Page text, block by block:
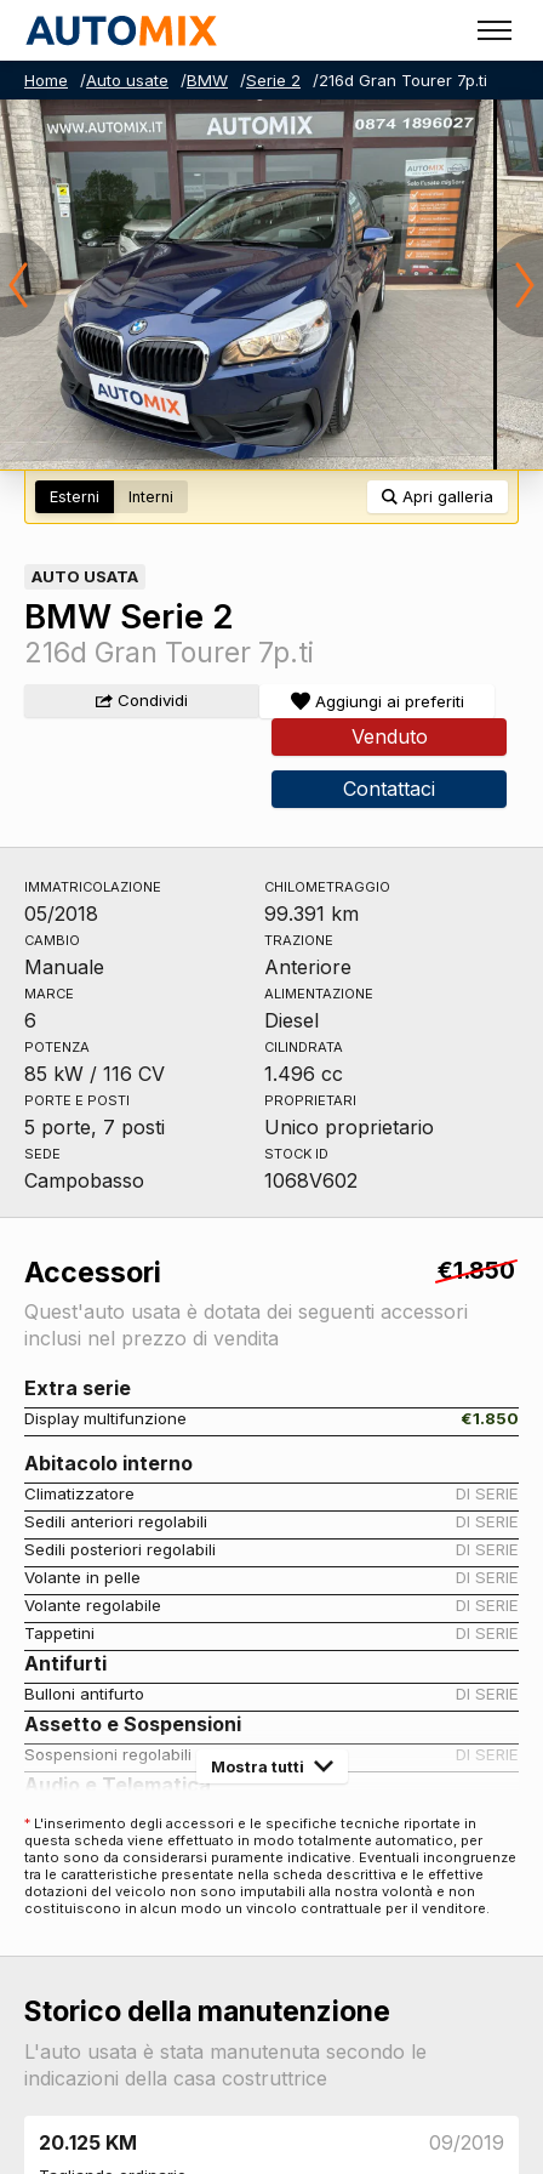
Home /Auto usate /BMW /Serie 2 /216d Gran Tourer 7p.ti
Esterni Interni Apri galleria
AUTO USATA
BMW Serie 2
216d Gran Tourer 7p.ti
Condividi Aggiungi ai preferiti
Venduto
Contattaci
IMMATRICOLAZIONE
05/2018
CHILOMETRAGGIO
99.391 km
CAMBIO
Manuale
TRAZIONE
Anteriore
MARCE
6
ALIMENTAZIONE
Diesel
POTENZA
85 kW / 116 CV
CILINDRATA
1.496 cc
PORTE E POSTI
5 porte, 7 posti
PROPRIETARI
Unico proprietario
SEDE
Campobasso
STOCK ID
1068V602
Accessori €1.850
Quest'auto usata è dotata dei seguenti accessori
inclusi nel prezzo di vendita
Extra serie
Display multifunzione €1.850
Abitacolo interno
Climatizzatore
DI SERIE
Sedili anteriori regolabili
DI SERIE
Sedili posteriori regolabili
DI SERIE
Volante in pelle
DI SERIE
Volante regolabile
DI SERIE
Tappetini
DI SERIE
Antifurti
Bulloni antifurto DI SERIE
Assetto e Sospensioni
Sospensioni regolabili DI SERIE
Audio e Telematica
Impianto audio
DI SERIE
Comandi al volante
DI SERIE
Computer di bordo
DI SERIE
Radio digitale dab
DI SERIE
Cambio manuale DI SERIE
Cerchi in lega da 16
Connettività
Presa 12v aggiuntiva
Specchietti retrovisori elettrici
DI SERIE
Specchietti retrovisori in tinta
Mostra tutti
* L'inserimento degli accessori e le specifiche tecniche riportate in
questa scheda viene effettuato in modo totalmente automatico, per
tanto sono da considerarsi puramente indicative. Eventuali incongruenze
tra le caratteristiche presentate nella scheda descrittiva e le effettive
dotazioni del veicolo non sono imputabili alla nostra volontà e non
costituiscono in alcun modo un vincolo contrattuale per il venditore.
Storico della manutenzione
L'auto usata è stata manutenuta secondo le
indicazioni della casa costruttrice
20.125 KM 09/2019